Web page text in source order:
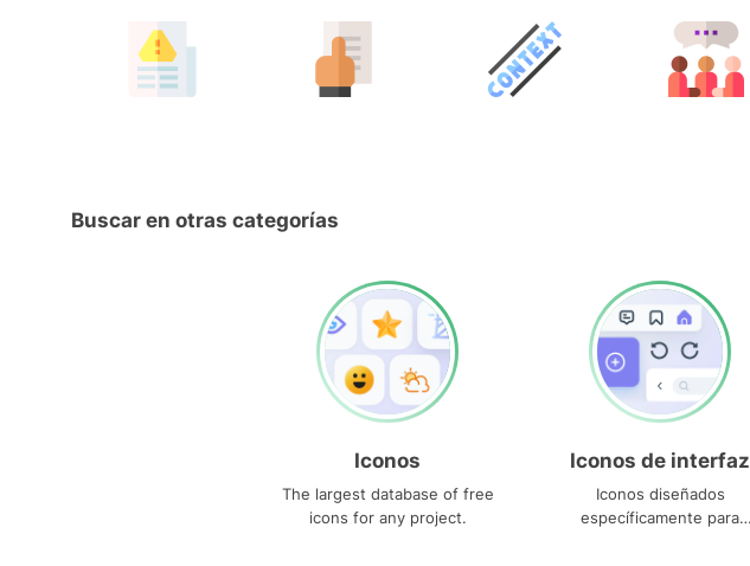
Buscar en otras categorías
Iconos
The largest database of free
icons for any project.
Iconos de interfaz
Iconos diseñados
específicamente para